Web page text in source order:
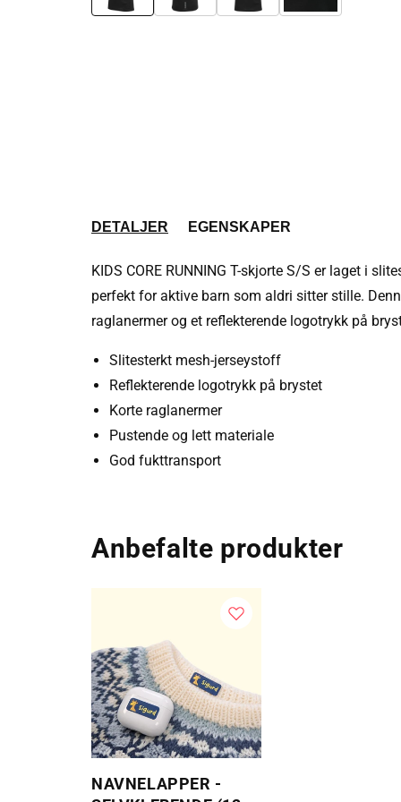
DETALJER EGENSKAPER
KIDS CORE RUNNING T-skjorte S/S er laget i
perfekt for aktive barn som aldri sitter stille.
raglanermer og et reflekterende logotrykk på
Slitesterkt mesh-jerseystoff
Reflekterende logotrykk på brystet
Korte raglanermer
Pustende og lett materiale
God fukttransport
Anbefalte produkter
NAVNELAPPER -